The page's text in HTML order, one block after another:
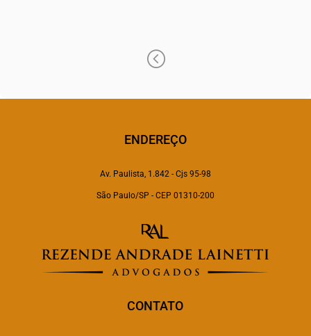
<
ENDEREÇO
Av. Paulista, 1.842 - Cjs 95-98
São Paulo/SP - CEP 01310-200
CONTATO